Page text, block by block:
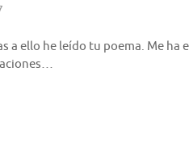
a ello he leído tu poema. Me ha